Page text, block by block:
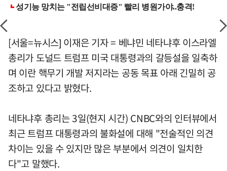
[서울=뉴시스] 이재은 기자 = 베냐민 네타냐후 이스라엘
총리가 도널드 트럼프 미국 대통령과의 갈등설을 일축하
며 이란 핵무기 개발 저지라는 공동 목표 아래 긴밀히 공
조하고 있다고 밝혔다.
네타냐후 총리는 3일(현지 시간) CNBC와의 인터뷰에서
최근 트럼프 대통령과의 불화설에 대해 "전술적인 의견
차이는 있을 수 있지만 많은 부분에서 의견이 일치한
다"고 말했다.